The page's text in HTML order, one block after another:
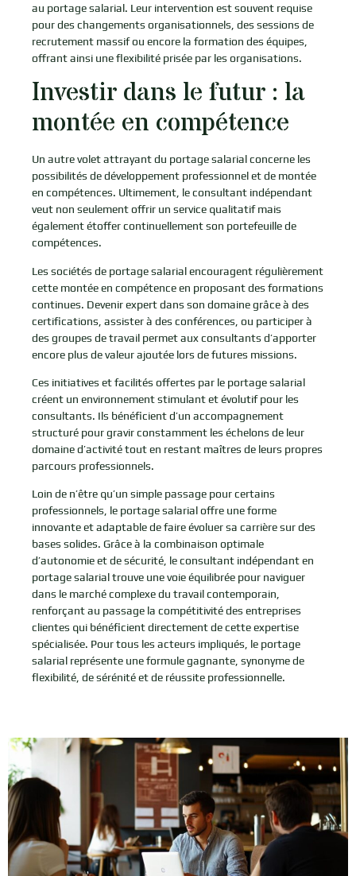
au portage salarial. Leur intervention est souvent requise
pour des changements organisationnels, des sessions de
recrutement massif ou encore la formation des équipes,
offrant ainsi une flexibilité prisée par les organisations.
Investir dans le futur : la
montée en compétence
Un autre volet attrayant du portage salarial concerne les
possibilités de développement professionnel et de montée
en compétences. Ultimement, le consultant indépendant
veut non seulement offrir un service qualitatif mais
également étoffer continuellement son portefeuille de
compétences.
Les sociétés de portage salarial encouragent régulièrement
cette montée en compétence en proposant des formations
continues. Devenir expert dans son domaine grâce à des
certifications, assister à des conférences, ou participer à
des groupes de travail permet aux consultants d’apporter
encore plus de valeur ajoutée lors de futures missions.
Ces initiatives et facilités offertes par le portage salarial
créent un environnement stimulant et évolutif pour les
consultants. Ils bénéficient d’un accompagnement
structuré pour gravir constamment les échelons de leur
domaine d’activité tout en restant maîtres de leurs propres
parcours professionnels.
Loin de n’être qu’un simple passage pour certains
professionnels, le portage salarial offre une forme
innovante et adaptable de faire évoluer sa carrière sur des
bases solides. Grâce à la combinaison optimale
d’autonomie et de sécurité, le consultant indépendant en
portage salarial trouve une voie équilibrée pour naviguer
dans le marché complexe du travail contemporain,
renforçant au passage la compétitivité des entreprises
clientes qui bénéficient directement de cette expertise
spécialisée. Pour tous les acteurs impliqués, le portage
salarial représente une formule gagnante, synonyme de
flexibilité, de sérénité et de réussite professionnelle.